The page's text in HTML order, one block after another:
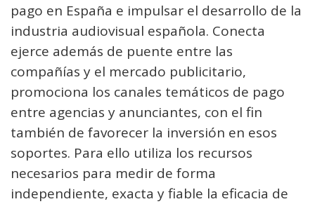
pago en España e impulsar el desarrollo de la
industria audiovisual española. Conecta
ejerce además de puente entre las
compañías y el mercado publicitario,
promociona los canales temáticos de pago
entre agencias y anunciantes, con el fin
también de favorecer la inversión en esos
soportes. Para ello utiliza los recursos
necesarios para medir de forma
independiente, exacta y fiable la eficacia de